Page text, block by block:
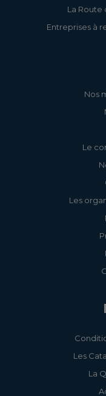
La Route
Entreprises à
Nos
Le
Les
Les
La